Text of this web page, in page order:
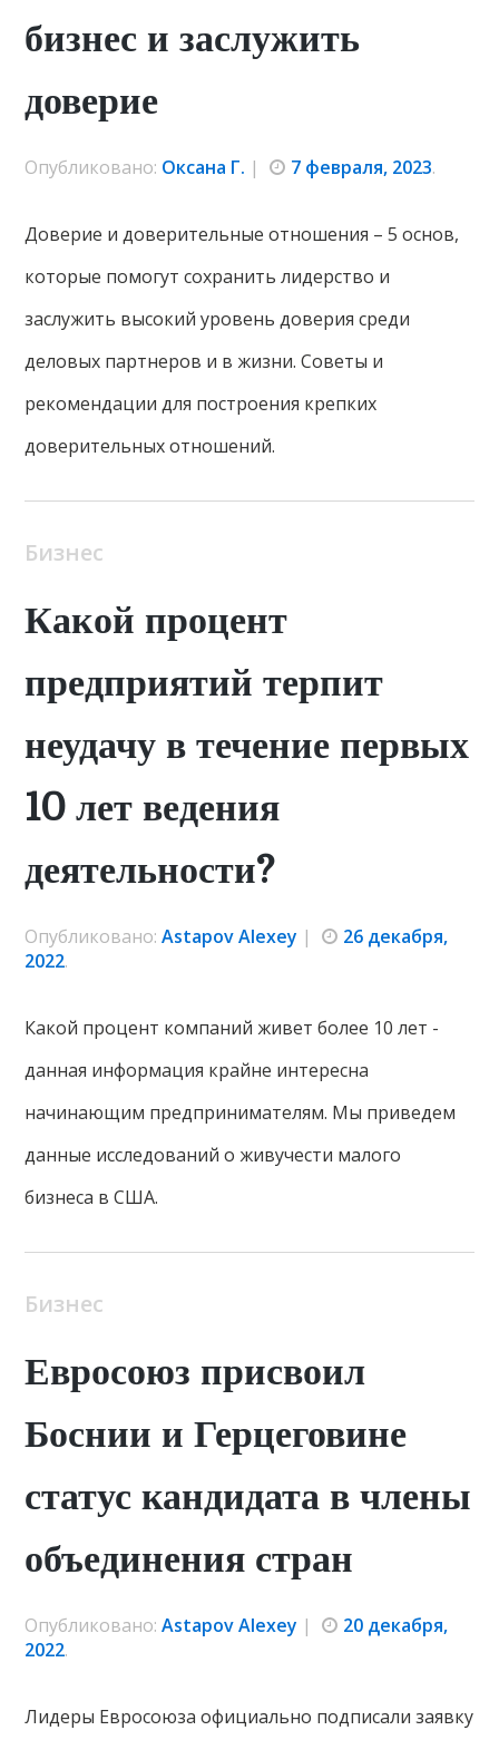
бизнес и заслужить
доверие
Опубликовано: Оксана Г. | 7 февраля, 2023.
Доверие и доверительные отношения – 5 основ,
которые помогут сохранить лидерство и
заслужить высокий уровень доверия среди
деловых партнеров и в жизни. Советы и
рекомендации для построения крепких
доверительных отношений.
Бизнес
Какой процент
предприятий терпит
неудачу в течение первых
10 лет ведения
деятельности?
Опубликовано:Astapov Alexey |
26 декабря,
2022.
Какой процент компаний живет более 10 лет -
данная информация крайне интересна
начинающим предпринимателям. Мы приведем
данные исследований о живучести малого
бизнеса в США.
Бизнес
Евросоюз присвоил
Боснии и Герцеговине
статус кандидата в члены
объединения стран
Опубликовано:Astapov Alexey |
20 декабря,
2022.
Лидеры Евросоюза официально подписали заявку